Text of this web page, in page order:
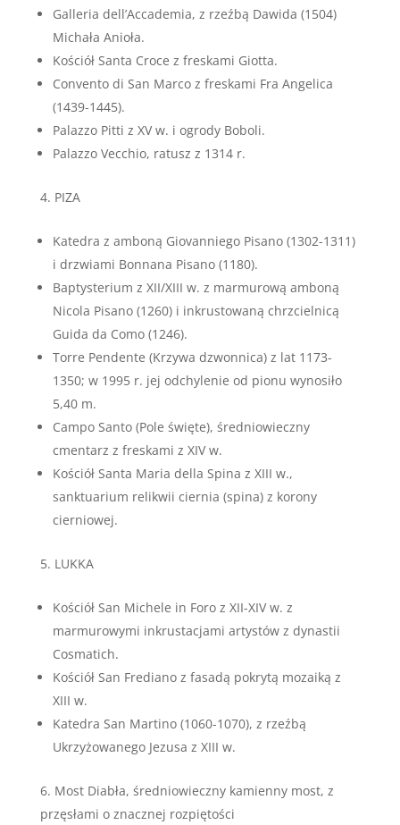
Galleria dell’Accademia, z rzeźbą Dawida (1504)
Michała Anioła.
Kościół Santa Croce z freskami Giotta.
Convento di San Marco z freskami Fra Angelica
(1439-1445).
Palazzo Pitti z XV w. i ogrody Boboli.
Palazzo Vecchio, ratusz z 1314 r.
PIZA
Katedra z amboną Giovanniego Pisano (1302-1311)
i drzwiami Bonnana Pisano (1180).
Baptysterium z XII/XIII w. z marmurową amboną
Nicola Pisano (1260) i inkrustowaną chrzcielnicą
Guida da Como (1246).
Torre Pendente (Krzywa dzwonnica) z lat 1173-
1350; w 1995 r. jej odchylenie od pionu wynosiło
5,40 m.
Campo Santo (Pole święte), średniowieczny
cmentarz z freskami z XIV w.
Kościół Santa Maria della Spina z XIII w.,
sanktuarium relikwii ciernia (spina) z korony
cierniowej.
LUKKA
Kościół San Michele in Foro z XII-XIV w. z
marmurowymi inkrustacjami artystów z dynastii
Cosmatich.
Kościół San Frediano z fasadą pokrytą mozaiką z
XIII w.
Katedra San Martino (1060-1070), z rzeźbą
Ukrzyżowanego Jezusa z XIII w.
Most Diabła, średniowieczny kamienny most, z
przęsłami o znacznej rozpiętości